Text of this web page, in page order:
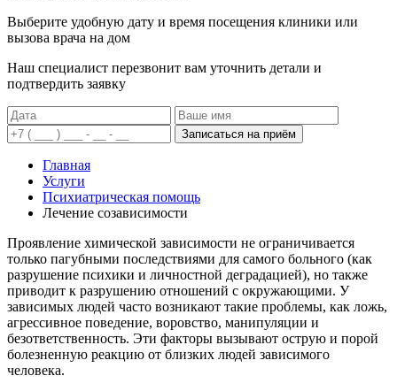
Выберите удобную дату и время посещения клиники или
вызова врача на дом
Наш специалист перезвонит вам уточнить детали и
подтвердить заявку
Записаться на приём
Главная
Услуги
Психиатрическая помощь
Лечение созависимости
Проявление химической зависимости не ограничивается
только пагубными последствиями для самого больного (как
разрушение психики и личностной деградацией), но также
приводит к разрушению отношений с окружающими. У
зависимых людей часто возникают такие проблемы, как ложь,
агрессивное поведение, воровство, манипуляции и
безответственность. Эти факторы вызывают острую и порой
болезненную реакцию от близких людей зависимого
человека.